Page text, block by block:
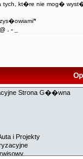
tych, kt�re nie mog�
"
@ . - _